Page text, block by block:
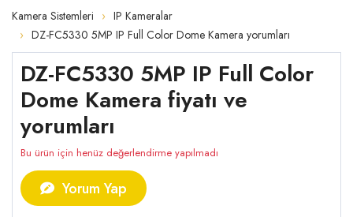
Kamera Sistemleri
IP Kameralar
DZ-FC5330 5MP IP Full Color Dome Kamera yorumları
DZ-FC5330 5MP IP Full Color
Dome Kamera fiyatı ve
yorumları
Bu ürün için henüz değerlendirme yapılmadı
Yorum Yap